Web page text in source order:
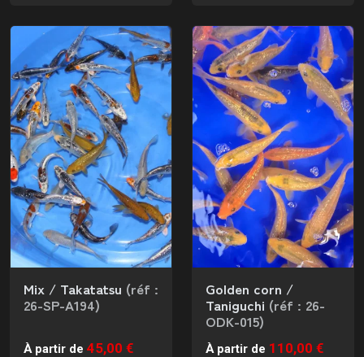
Mix / Takatatsu (réf :
26-SP-A194)
À partir de 45,00 €
Golden corn /
Taniguchi (réf : 26-
ODK-015)
À partir de 110,00 €